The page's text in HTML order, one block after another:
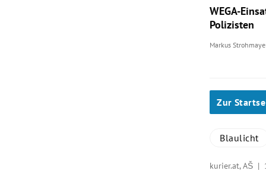
WEGA-
Polizisten
Markus
Zur
Blaulicht
kurier.at, AŠ |